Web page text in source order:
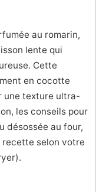
au romarin,
lente qui
Cette
en cocotte
une texture ultra-
les conseils pour
désossée au four,
recette selon votre